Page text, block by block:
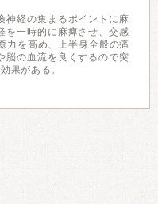
神経の集まるポイントに麻
を一時的に麻痺させ、交感
力を高め、上半身全般の痛
脳の血流を良くするので突
果がある。